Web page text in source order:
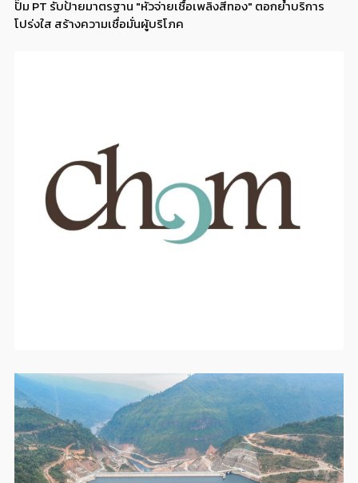
ปั๊ม PT รับป้ายมาตรฐาน "หัวจ่ายเชื้อเพลิงสีทอง" ตอกย้ำบริการ
โปร่งใส สร้างความเชื่อมั่นผู้บริโภค